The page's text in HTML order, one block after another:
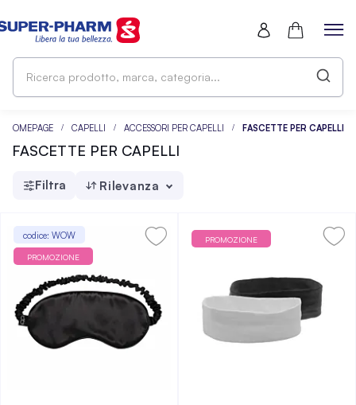
HOMEPAGE CAPELLI ACCESSORI PER CAPELLI FASCETTE PER CAPELLI
FASCETTE PER CAPELLI
Filtra Rilevanza
codice: WOW
PROMOZIONE
PROMOZIONE